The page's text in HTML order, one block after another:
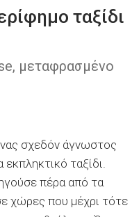
ταξίδι
μεταφρασμένο
σχεδόν άγνωστος
ταξίδι.
πέρα από τα
χώρες που μέχρι τότε